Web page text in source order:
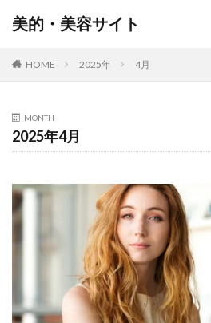
美的・美容サイト
HOME 2025年 4月
MONTH
2025年4月